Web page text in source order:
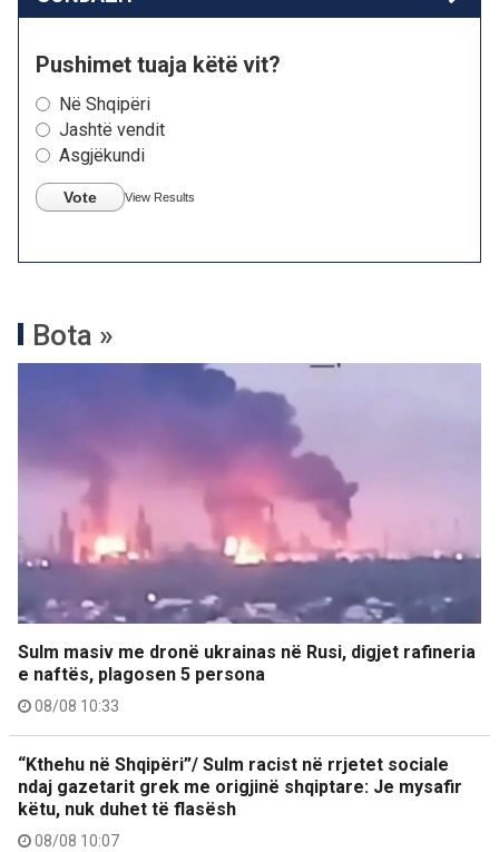
Pushimet tuaja këtë vit?
Në Shqipëri
Jashtë vendit
Asgjëkundi
Vote View Results
Bota »
Sulm masiv me dronë ukrainas në Rusi, digjet rafineria
e naftës, plagosen 5 persona
08/08 10:33
“Kthehu në Shqipëri”/ Sulm racist në rrjetet sociale
ndaj gazetarit grek me origjinë shqiptare: Je mysafir
këtu, nuk duhet të flasësh
08/08 10:07